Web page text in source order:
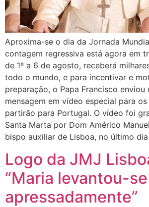
Aproxima-se o dia da Jornada
contagem regressiva está agora em
de 1º a 6 de agosto, receberá
todo o mundo, e para incentivar e
preparação, o Papa Francisco enviou
mensagem em vídeo especial para
partirão para Portugal. O vídeo foi
Santa Marta por Dom Américo
bispo auxiliar de Lisboa, no último
Logo da JMJ
“Maria levantou-
apressadamente”